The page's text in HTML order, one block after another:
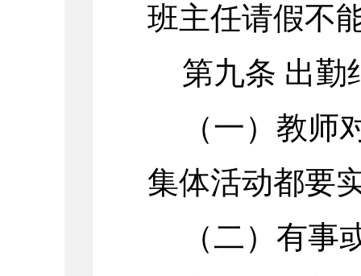
班主任请假不
第九条 出勤
（一）教
集体活动都要
（二）有